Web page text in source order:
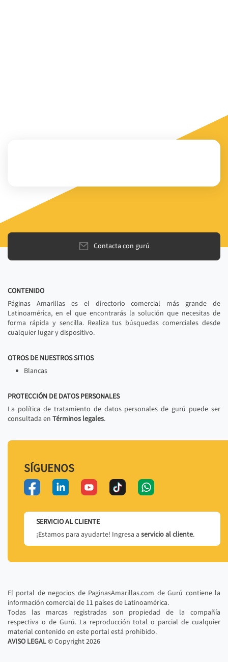
Contacta con gurú
CONTENIDO
Páginas Amarillas es el directorio comercial más grande de
Latinoamérica, en el que encontrarás la solución que necesitas de
forma rápida y sencilla. Realiza tus búsquedas comerciales desde
cualquier lugar y dispositivo.
OTROS DE NUESTROS SITIOS
Blancas
PROTECCIÓN DE DATOS PERSONALES
La política de tratamiento de datos personales de gurú puede ser
consultada en Términos legales.
SÍGUENOS
SERVICIO AL CLIENTE
¡Estamos para ayudarte! Ingresa a servicio al cliente.
El portal de negocios de PaginasAmarillas.com de Gurú contiene la
información comercial de 11 países de Latinoamérica.
Todas las marcas registradas son propiedad de la compañía
respectiva o de Gurú. La reproducción total o parcial de cualquier
material contenido en este portal está prohibido.
AVISO LEGAL© Copyright2026